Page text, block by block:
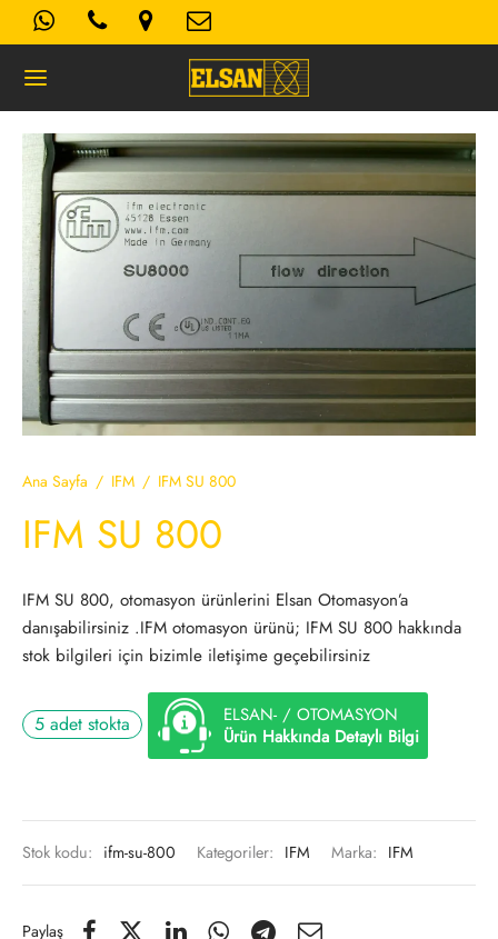
Ana Sayfa / IFM / IFM SU 800
IFM SU 800
IFM SU 800, otomasyon ürünlerini Elsan Otomasyon’a
danışabilirsiniz .IFM otomasyon ürünü; IFM SU 800 hakkında
stok bilgileri için bizimle iletişime geçebilirsiniz
5 adet stokta
ELSAN- / OTOMASYON
Ürün Hakkında Detaylı Bilgi
Stok kodu: ifm-su-800 Kategoriler: IFM Marka: IFM
Paylaş
Geri
AYDINLATMA METNI
Koşulları
Politikası